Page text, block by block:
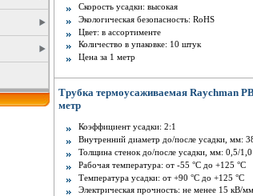
Скорость усадки: высокая
Экологическая безопасность: RoHS
Цвет: в ассортименте
Количество в упаковке: 10 штук
Цена за 1 метр
Трубка термоусаживаемая Raychman
метр
Коэффициент усадки: 2:1
Внутренний диаметр до/после усадки, мм:
Толщина стенок до/после усадки, мм: 0,5/1,0
Рабочая температура: от -55 °C до +125 °C
Температура усадки: от +90 °С до +125 °С
Электрическая прочность: не менее 15 кВ/мм